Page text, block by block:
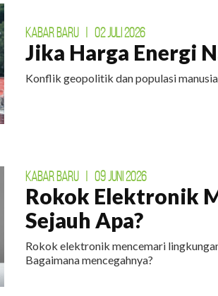
email Anda dan bergabunglah
Untuk bumi yang lestari.
DAFTAR
KABAR BARU | 02 JULI 2026
Jika Harga Energi
Konflik geopolitik dan populasi
KABAR BARU | 09 JUNI 2026
Rokok Elektronik
Sejauh Apa?
Rokok elektronik mencemari
Bagaimana mencegahnya?